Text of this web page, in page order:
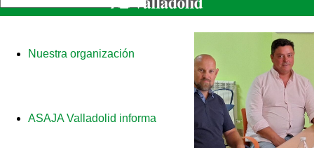
Nuestra organización
ASAJA Valladolid informa